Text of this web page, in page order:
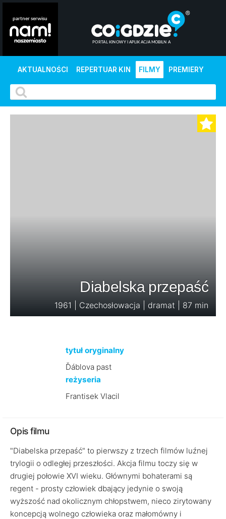
AKTUALNOŚCI REPERTUAR KIN FILMY PREMIERY
Diabelska przepaść
1961 | Czechosłowacja | dramat | 87 min
tytuł oryginalny
Ďáblova past
reżyseria
Frantisek Vlacil
Opis filmu
"Diabelska przepaść" to pierwszy z trzech filmów luźnej
trylogii o odległej przeszłości. Akcja filmu toczy się w
drugiej połowie XVI wieku. Głównymi bohaterami są
regent - prosty człowiek dbający jedynie o swoją
wyższość nad okolicznym chłopstwem, nieco zirytowany
koncepcją wolnego człowieka oraz małomówny i